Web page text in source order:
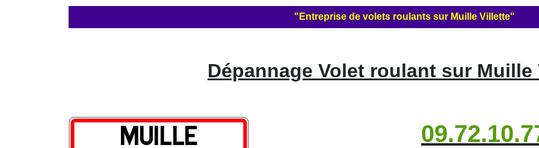
"Entreprise de volets roulants sur Muille Villette"
Dépannage Volet roulant sur Muille